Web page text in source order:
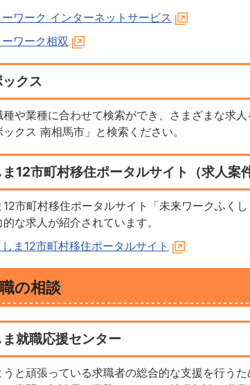
ワーク インターネットサービス
ワーク相双
クス
や業種に合わせて検索ができ、さまざまな求人
ックス 南相馬市」と検索ください。
12市町村移住ポータルサイト（求人案
12市町村移住ポータルサイト「未来ワークふく
な求人が紹介されています。
ま12市町村移住ポータルサイト
の相談
就職応援センター
うと頑張っている求職者の総合的な支援を行う